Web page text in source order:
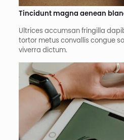
Tincidunt magna aenean
Ultrices accumsan fringilla
tortor metus convallis congue
viverra dictum.